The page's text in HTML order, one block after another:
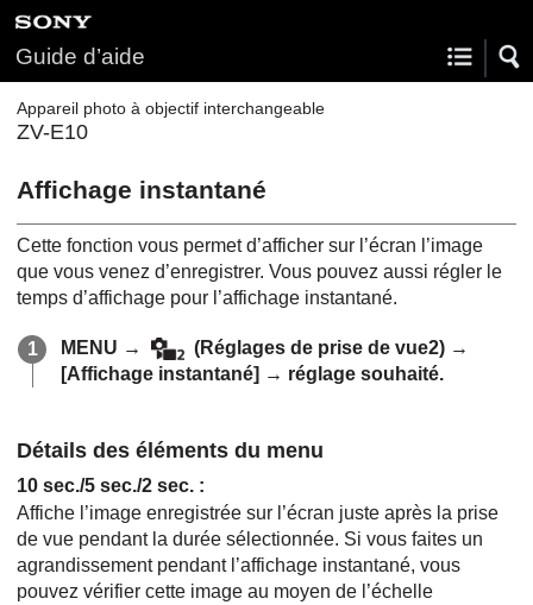
Guide d’aide
Appareil photo à objectif interchangeable
ZV-E10
Affichage instantané
Cette fonction vous permet d’afficher sur l’écran l’image
que vous venez d’enregistrer. Vous pouvez aussi régler le
temps d’affichage pour l’affichage instantané.
MENU → (Réglages de prise de vue2) →
[Affichage instantané] → réglage souhaité.
Détails des éléments du menu
10 sec./5 sec./2 sec. :
Affiche l’image enregistrée sur l’écran juste après la prise
de vue pendant la durée sélectionnée. Si vous faites un
agrandissement pendant l’affichage instantané, vous
pouvez vérifier cette image au moyen de l’échelle